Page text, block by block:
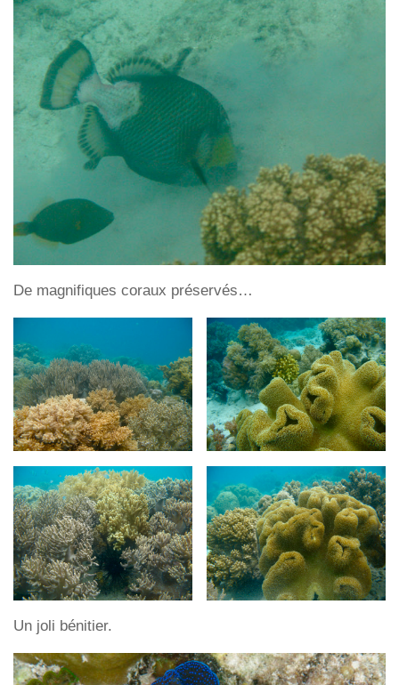
De magnifiques coraux préservés…
Un joli bénitier.